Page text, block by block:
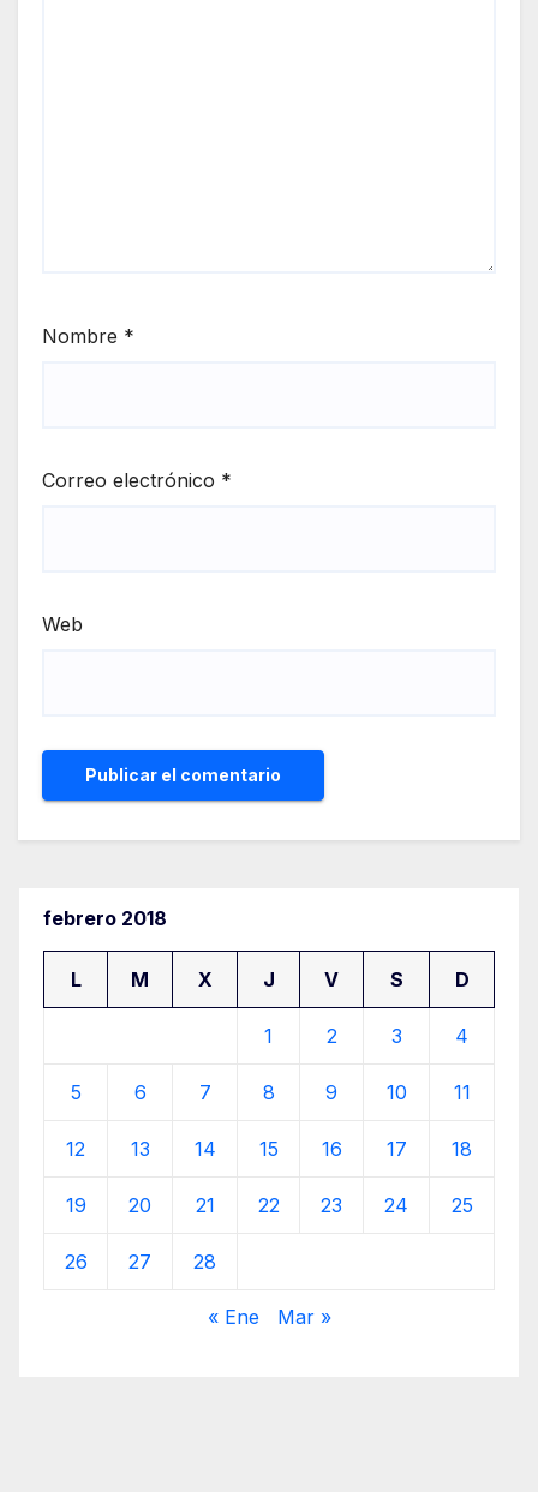
Nombre *
Correo electrónico *
Web
febrero 2018
L M X J V S D
1 2 3 4
5 6 7 8 9 10 11
12 13 14 15 16 17 18
19 20 21 22 23 24 25
26 27 28
« Ene Mar »